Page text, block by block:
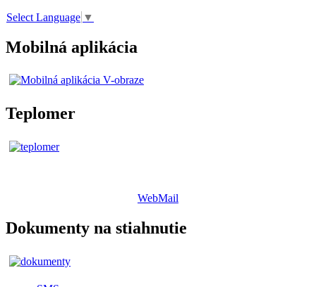
Select Language ▼
Mobilná aplikácia
Teplomer
WebMail
Dokumenty na stiahnutie